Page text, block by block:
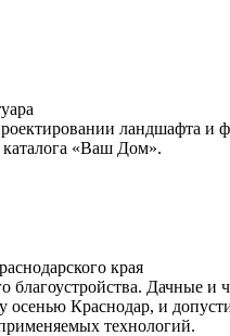
ландшафта
«Ваш Дом».
края
благоустройства. Дачные
осенью Краснодар, и
технологий.